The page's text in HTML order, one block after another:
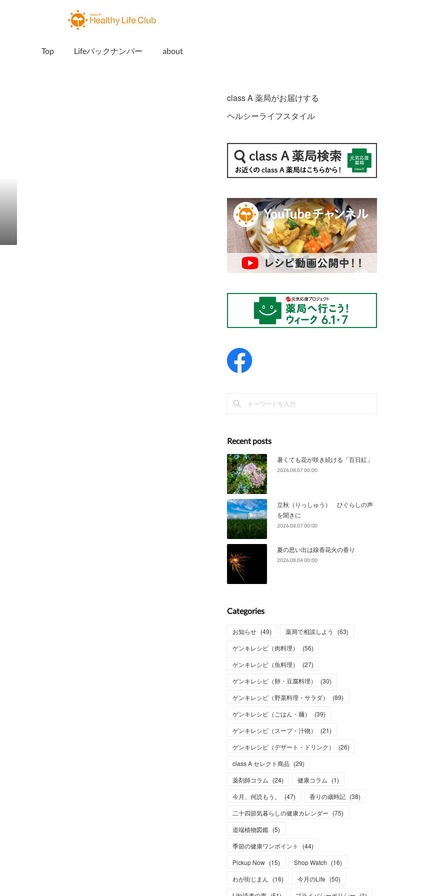
Top Lifeバックナンバー about
class A 薬局がお届けする
ヘルシーライフスタイル
Recent posts
暑くても花が咲き続ける「百日紅」
2026.08.07 00:00
立秋（りっしゅう） ひぐらしの声
を聞きに
2026.08.07 00:00
夏の思い出は線香花火の香り
2026.08.04 00:00
Categories
お知らせ (49) 薬局で相談しよう (63)
ゲンキレシピ（肉料理）
(56)
ゲンキレシピ（魚料理）
(27)
ゲンキレシピ（卵・豆腐料理）
(30)
ゲンキレシピ（野菜料理・サラダ）
(89)
ゲンキレシピ（ごはん・麺）
(39)
ゲンキレシピ（スープ・汁物）
(21)
ゲンキレシピ（デザート・ドリンク）
(26)
class A セレクト商品 (29)
薬剤師コラム (24) 健康コラム (1)
今月、何読もう。
(47) 香りの歳時記 (38)
二十四節気暮らしの健康カレンダー (75)
道端植物図鑑 (5)
季節の健康ワンポイント
(44)
Pickup Now (15) Shop Watch (16)
わが街じまん (16) 今月のLife (50)